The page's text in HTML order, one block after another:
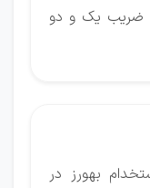
ضریب یک و دو
بهورز در